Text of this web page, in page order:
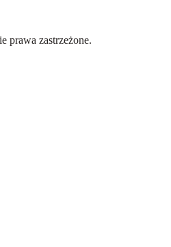
prawa zastrzeżone.